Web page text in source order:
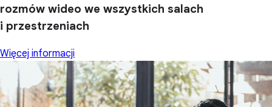
rozmów wideo we wszystkich salach
i przestrzeniach
Więcej informacji